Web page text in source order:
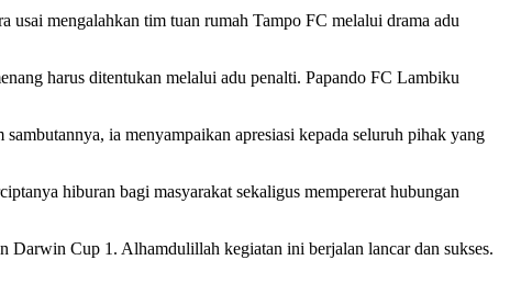
mengalahkan tim tuan rumah Tampo FC melalui drama adu
harus ditentukan melalui adu penalti. Papando FC Lambiku
ia menyampaikan apresiasi kepada seluruh pihak yang
hiburan bagi masyarakat sekaligus mempererat hubungan
Darwin Cup 1. Alhamdulillah kegiatan ini berjalan lancar dan sukses.